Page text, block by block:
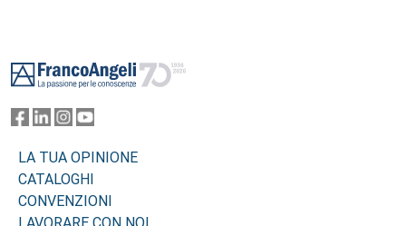
LA TUA OPINIONE
CATALOGHI
CONVENZIONI